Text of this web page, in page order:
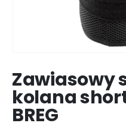
Zawiasowy
kolana
BREG